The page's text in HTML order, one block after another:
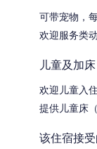
可带宠物，
欢迎服务类
儿童及加床
欢迎儿童入住
提供儿童床
该住宿接